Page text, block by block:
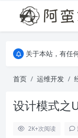
关于本站，有任
关于本站，有任
首页
运维开发
设计模式之
2K+次阅读